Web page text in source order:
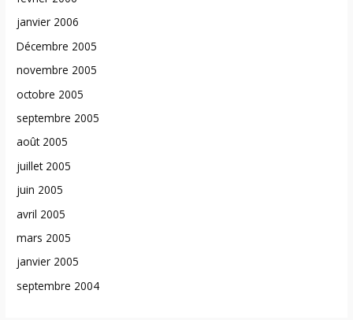
janvier 2006
Décembre 2005
novembre 2005
octobre 2005
septembre 2005
août 2005
juillet 2005
juin 2005
avril 2005
mars 2005
janvier 2005
septembre 2004